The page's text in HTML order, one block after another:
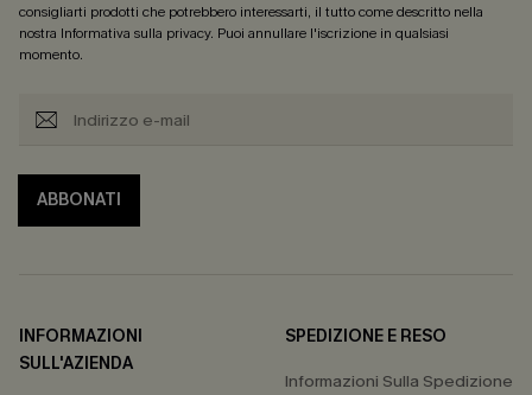
consigliarti prodotti che potrebbero interessarti, il tutto come descritto nella
nostra Informativa sulla privacy. Puoi annullare l'iscrizione in qualsiasi
momento.
ABBONATI
INFORMAZIONI
SULL'AZIENDA
SPEDIZIONE E RESO
Informazioni Sulla Spedizione